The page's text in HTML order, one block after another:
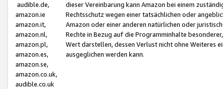
audible.de,
amazon.ie
amazon.it,
amazon.nl,
amazon.pl,
amazon.es,
amazon.se,
amazon.co.uk,
audible.co.uk
dieser Vereinbarung kann Amazon bei einem
Rechtsschutz wegen einer tatsächlichen oder
Amazon oder einer anderen natürlichen oder
Rechte in Bezug auf die Programminhalte
Wert darstellen, dessen Verlust nicht ohne Weiteres
ausgeglichen werden kann.